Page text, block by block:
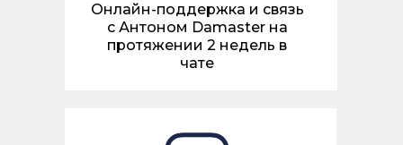
Онлайн-поддержка и связь
с Антоном Damaster на
протяжении 2 недель в
чате